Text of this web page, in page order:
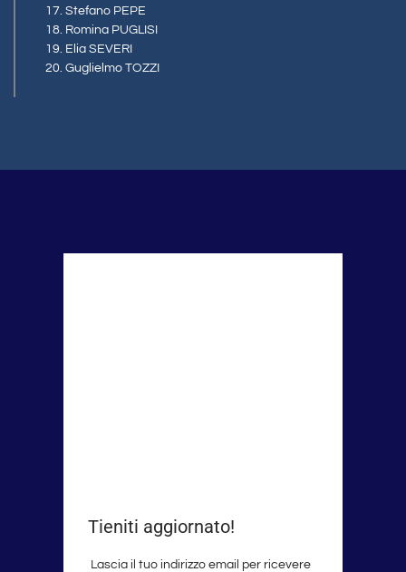
Stefano PEPE
Romina PUGLISI
Elia SEVERI
Guglielmo TOZZI
Tieniti aggiornato!
Lascia il tuo indirizzo email per ricevere